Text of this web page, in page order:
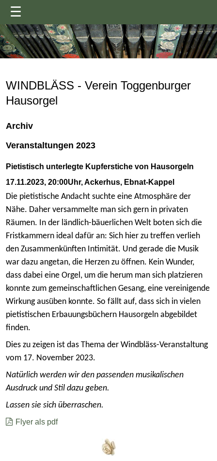
☰
WINDBLÄSS - Verein Toggenburger
Hausorgel
Archiv
Veranstaltungen 2023
Pietistisch unterlegte Kupferstiche von Hausorgeln
17.11.2023, 20:00Uhr, Ackerhus, Ebnat-Kappel
Die pietistische Andacht suchte eine Atmosphäre der
Nähe. Daher versammelte man sich gern in privaten
Räumen. In der ländlich-bäuerlichen Welt boten sich die
Fristkammern ideal dafür an: Sich hier zu treffen verlieh
den Zusammenkünften Intimität. Und gerade die Musik
war dazu angetan, die Herzen zu öffnen. Kein Wunder,
dass dabei eine Orgel, um die herum man sich platzieren
konnte zum gemeinschaftlichen Gesang, eine vereinigende
Wirkung ausüben konnte. So fällt auf, dass sich in vielen
pietistischen Erbauungsbüchern Hausorgeln abgebildet
finden.
Dies zu zeigen ist das Thema der Windbläss-Veranstaltung
vom 17. November 2023.
Natürlich werden wir den passenden musikalischen
Ausdruck und Stil dazu geben.
Lassen sie sich überraschen.
Flyer als pdf